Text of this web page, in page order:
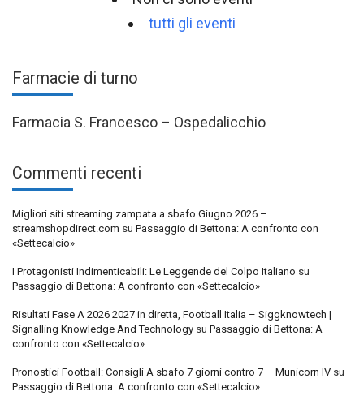
tutti gli eventi
Farmacie di turno
Farmacia S. Francesco – Ospedalicchio
Commenti recenti
Migliori siti streaming zampata a sbafo Giugno 2026 –
streamshopdirect.com su Passaggio di Bettona: A confronto con
«Settecalcio»
I Protagonisti Indimenticabili: Le Leggende del Colpo Italiano su
Passaggio di Bettona: A confronto con «Settecalcio»
Risultati Fase A 2026 2027 in diretta, Football Italia – Siggknowtech |
Signalling Knowledge And Technology su Passaggio di Bettona: A
confronto con «Settecalcio»
Pronostici Football: Consigli A sbafo 7 giorni contro 7 – Municorn IV su
Passaggio di Bettona: A confronto con «Settecalcio»